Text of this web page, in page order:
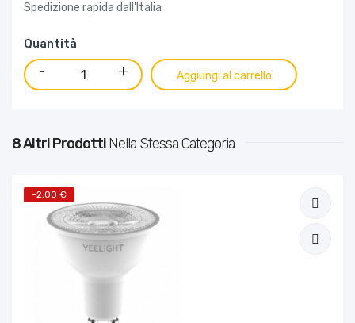
Spedizione rapida dall'Italia
Quantità
Aggiungi al carrello
8 Altri ProdottiNella Stessa Categoria
-2,00 €